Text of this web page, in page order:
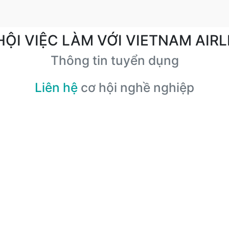
VIỆC LÀM VỚI VIETNAM
Thông tin tuyển dụng
Liên hệ cơ hội nghề nghiệp